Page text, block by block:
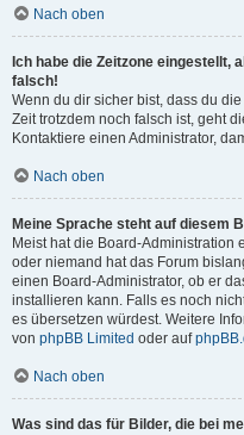
Nach oben
Ich habe die Zeitzone eingestellt,
falsch!
Wenn du dir sicher bist, dass du
Zeit trotzdem noch falsch ist, geht
Kontaktiere einen Administrator,
Nach oben
Meine Sprache steht auf diesem
Meist hat die Board-
oder niemand hat das Forum
einen Board-Administrator, ob er
installieren kann. Falls es noch
es übersetzen würdest. Weitere
von phpBB Limited oder auf
Nach oben
Was sind das für Bilder, die bei